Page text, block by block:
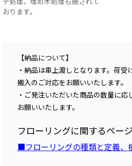
おります。
【納品について】
・納品は車上渡しとなります。荷受
搬入のご対応をお願いいたします。
・ご発注いただいた商品の数量に
お願いいたします。
フローリングに関するペー
■フローリングの種類と定義、